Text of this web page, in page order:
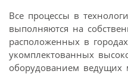
Все процессы в
выполняются на
расположенных в
укомплектованных
оборудованием ведущих